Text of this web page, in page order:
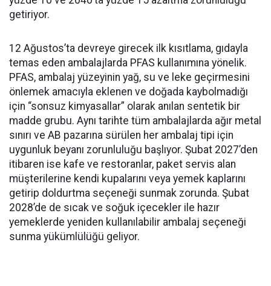
getiriyor.
12 Ağustos’ta devreye girecek ilk kısıtlama, gıdayla
temas eden ambalajlarda PFAS kullanımına yönelik.
PFAS, ambalaj yüzeyinin yağ, su ve leke geçirmesini
önlemek amacıyla eklenen ve doğada kaybolmadığı
için “sonsuz kimyasallar” olarak anılan sentetik bir
madde grubu. Aynı tarihte tüm ambalajlarda ağır metal
sınırı ve AB pazarına sürülen her ambalaj tipi için
uygunluk beyanı zorunluluğu başlıyor. Şubat 2027’den
itibaren ise kafe ve restoranlar, paket servis alan
müşterilerine kendi kupalarını veya yemek kaplarını
getirip doldurtma seçeneği sunmak zorunda. Şubat
2028’de de sıcak ve soğuk içecekler ile hazır
yemeklerde yeniden kullanılabilir ambalaj seçeneği
sunma yükümlülüğü geliyor.